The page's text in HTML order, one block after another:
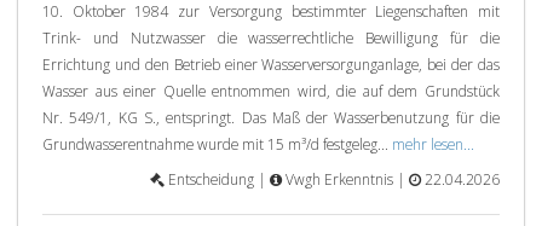
10. Oktober 1984 zur Versorgung bestimmter Liegenschaften mit
Trink- und Nutzwasser die wasserrechtliche Bewilligung für die
Errichtung und den Betrieb einer Wasserversorgunganlage, bei der das
Wasser aus einer Quelle entnommen wird, die auf dem Grundstück
Nr. 549/1, KG S., entspringt. Das Maß der Wasserbenutzung für die
Grundwasserentnahme wurde mit 15 m³/d festgeleg... mehr lesen...
Entscheidung |
Vwgh Erkenntnis | 22.04.2026